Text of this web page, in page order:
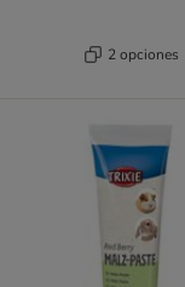
2 opciones